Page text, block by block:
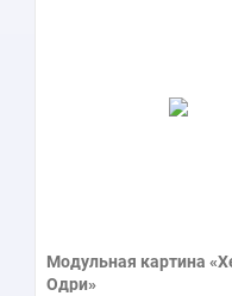
Модульная картина
Одри»